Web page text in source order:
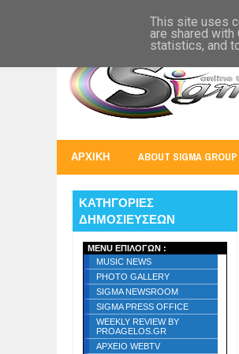
EUROPE U.S.A.
ΑΡΧΙΚΗ ABOUT SIGMA GROUP
ΚΑΤΗΓΟΡΙΕΣ
ΔΗΜΟΣΙΕΥΣΕΩΝ
MENU ΕΠΙΛΟΓΩΝ :
MUSIC NEWS
PHOTO GALLERY
SIGMA NEWSROOM
SIGMA PRESS OFFICE
WEEKLY REVIEW BY
PROAGELOS.GR
ΑΡΧΕΙΟ WEBTV
This site uses
are shared
statistics, and